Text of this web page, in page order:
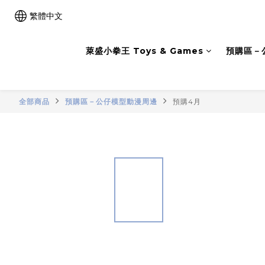
繁體中文
萊盛小拳王 Toys & Games 預購區－
全部商品 預購區－公仔模型動漫周邊 預購4月